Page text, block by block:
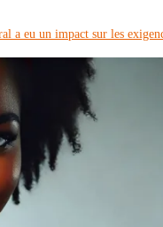
a eu un impact sur les